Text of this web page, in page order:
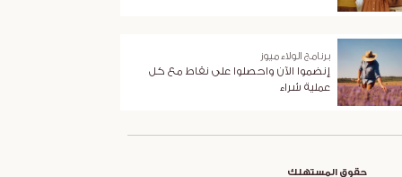
برنامج الولاء ميوز
إنضموا الآن واحصلوا على نقاط مع كل
عملية شراء
حقوق المستهلك